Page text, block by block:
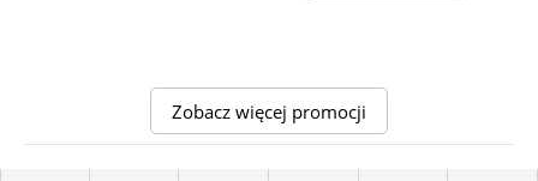
Zobacz więcej promocji